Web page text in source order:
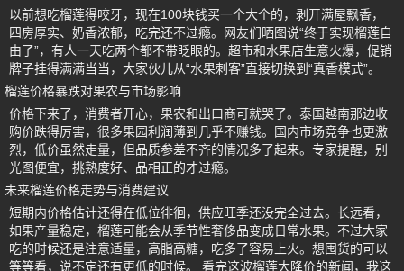
以前想吃榴莲得咬牙，现在100块钱买一个大个的，剥开满屋飘香，
四房厚实、奶香浓郁，吃完还不过瘾。网友们晒图说“终于实现榴莲自
由了”，有人一天吃两个都不带眨眼的。超市和水果店生意火爆，促销
牌子挂得满满当当，大家伙儿从“水果刺客”直接切换到“真香模式”。
榴莲价格暴跌对果农与市场影响
价格下来了，消费者开心，果农和出口商可就哭了。泰国越南那边收
购价跌得厉害，很多果园利润薄到几乎不赚钱。国内市场竞争也更激
烈，低价虽然走量，但品质参差不齐的情况多了起来。专家提醒，别
光图便宜，挑熟度好、品相正的才过瘾。
未来榴莲价格走势与消费建议
短期内价格估计还得在低位徘徊，供应旺季还没完全过去。长远看，
如果产量稳定，榴莲可能会从季节性奢侈品变成日常水果。不过大家
吃的时候还是注意适量，高脂高糖，吃多了容易上火。想囤货的可以
等等看，说不定还有更低的时候。 看完这波榴莲大降价的新闻，我这